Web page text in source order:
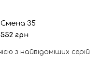
Смена 35
552 грн
з найвідоміших серій